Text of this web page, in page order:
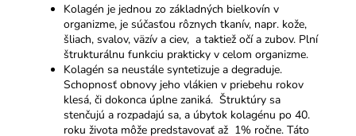
Kolagén je jednou zo základných bielkovín v
organizme, je súčasťou rôznych tkanív, napr. kože,
šliach, svalov, väzív a ciev, a taktiež očí a zubov. Plní
štrukturálnu funkciu prakticky v celom organizme.
Kolagén sa neustále syntetizuje a degraduje.
Schopnosť obnovy jeho vlákien v priebehu rokov
klesá, či dokonca úplne zaniká. Štruktúry sa
stenčujú a rozpadajú sa, a úbytok kolagénu po 40.
roku života môže predstavovať až 1% ročne. Táto